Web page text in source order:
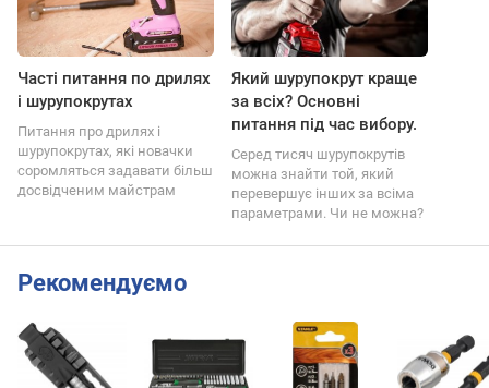
Часті питання по дрилях
і шурупокрутах
Питання про дрилях і
шурупокрутах, які новачки
соромляться задавати більш
досвідченим майстрам
Який шурупокрут краще
за всіх? Основні
питання під час вибору.
Серед тисяч шурупокрутів
можна знайти той, який
перевершує інших за всіма
параметрами. Чи не можна?
Рекомендуємо